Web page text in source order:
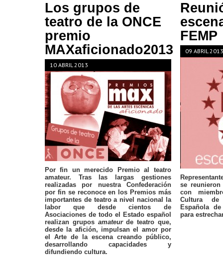
Los grupos de
teatro de la ONCE
premio
MAXaficionado2013
10 ABRIL 2013
Por fin un merecido Premio al teatro
amateur. Tras las largas gestiones
realizadas por nuestra Confederación
por fin se reconoce en los Premios más
importantes de teatro a nivel nacional la
labor que desde cientos de
Asociaciones de todo el Estado español
realizan grupos amateurde teatro que,
desde la afición, impulsan el amor por
el Arte de la escena creando público,
desarrollando capacidades y
difundiendo cultura.
FEMP
09 ABRIL 2013
se
con
Cultura de
Española
para